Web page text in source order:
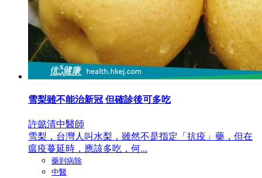
雪梨雖不能治新冠 但確診後可多吃
許懿清中醫師
雪梨，台灣人叫水梨，雖然不是指定「抗疫」藥，但在
瘟疫蔓延時，應該多吃，何...
藥到病除
中醫